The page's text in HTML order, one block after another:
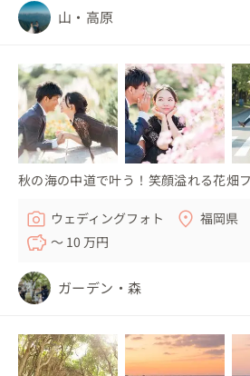
山・高原
秋の海の中道で叶う！笑顔溢れる花畑
ウェディングフォト
福岡県
〜 10 万円
ガーデン・森